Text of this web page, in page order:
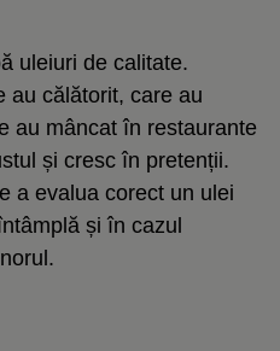
uleiuri de calitate.
au călătorit, care au
au mâncat în restaurante
și cresc în pretenții.
a evalua corect un ulei
și în cazul